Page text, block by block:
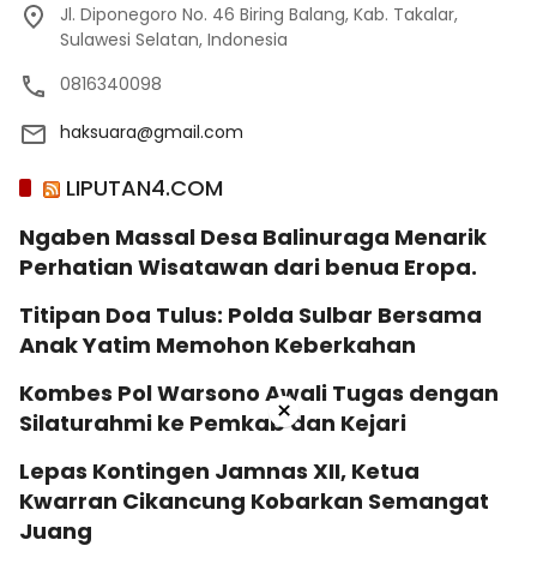
Jl. Diponegoro No. 46 Biring Balang, Kab. Takalar,
Sulawesi Selatan, Indonesia
0816340098
haksuara@gmail.com
LIPUTAN4.COM
Ngaben Massal Desa Balinuraga Menarik
Perhatian Wisatawan dari benua Eropa.
Titipan Doa Tulus: Polda Sulbar Bersama
Anak Yatim Memohon Keberkahan
Kombes Pol Warsono Awali Tugas dengan
Silaturahmi ke Pemkab dan Kejari
Lepas Kontingen Jamnas XII, Ketua
Kwarran Cikancung Kobarkan Semangat
Juang
×